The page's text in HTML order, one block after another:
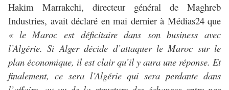
Hakim Marrakchi, directeur général de Maghreb
Industries, avait déclaré en mai dernier à Médias24 que
« le Maroc est déficitaire dans son business avec
l’Algérie. Si Alger décide d’attaquer le Maroc sur le
plan économique, il est clair qu’il y aura une réponse. Et
finalement, ce sera l’Algérie qui sera perdante dans